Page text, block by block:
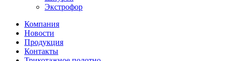
Экстрофор
Компания
Новости
Продукция
Контакты